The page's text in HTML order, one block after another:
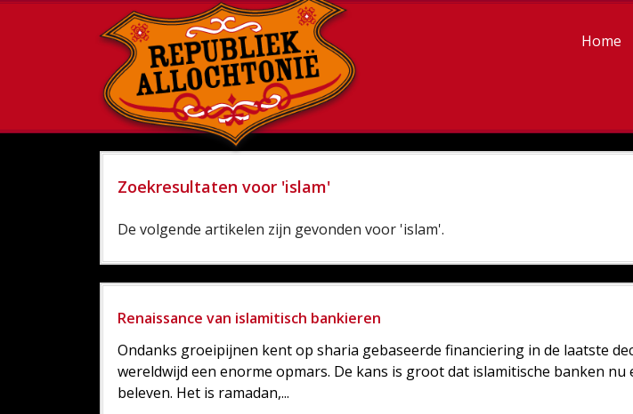
Home
Zoekresultaten voor 'islam'
De volgende artikelen zijn gevonden voor 'islam'.
Renaissance van islamitisch bankieren
Ondanks groeipijnen kent op sharia gebaseerde financiering in de laatste
wereldwijd een enorme opmars. De kans is groot dat islamitische banken nu
beleven. Het is ramadan,...